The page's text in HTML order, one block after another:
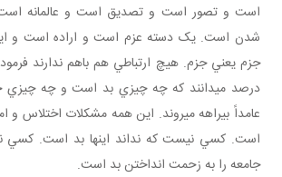
است و تصور است و تصديق است و عالمانه
شدن است. يک دسته عزم است و اراده است و
جزم يعني جزم. هيچ ارتباطي هم باهم ندارند
درصد مي دانند که چه چيزي بد است و چه چيزي
عامداً بيراهه مي روند. اين همه مشکلات اختلاس
است. کسي نيست که نداند اينها بد است. کسي
جامعه را به زحمت انداختن بد است.